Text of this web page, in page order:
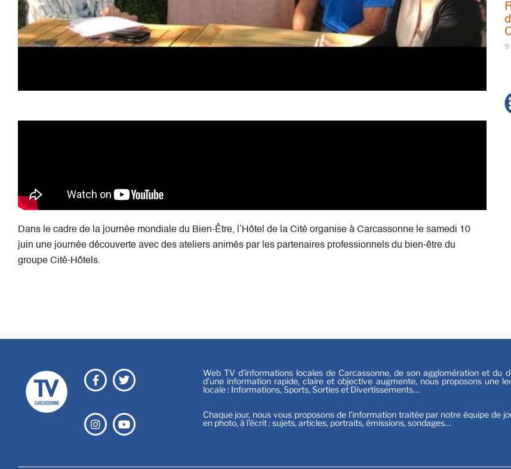
Dans le cadre de la journée mondiale du Bien-Être, l’Hôtel de la Cité organise à Carcassonne le samedi 10
juin une journée découverte avec des ateliers animés par les partenaires professionnels du bien-être du
groupe Cité-Hôtels.
9
Web TV d’informations locales de Carcassonne, de son agglomération et du
d’une information rapide, claire et objective augmente, nous proposons une
locale : Informations, Sports, Sorties et Divertissements…
Chaque jour, nous vous proposons de l’information traitée par notre équipe de
en photo, à l’écrit : sujets, articles, portraits, émissions, sondages…